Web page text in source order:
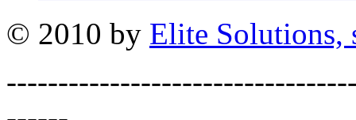
© 2010 by Elite Solutions,